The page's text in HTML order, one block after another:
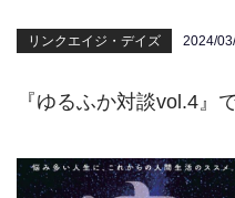
リンクエイジ・デイズ 2024/
『ゆるふか対談vol.4』